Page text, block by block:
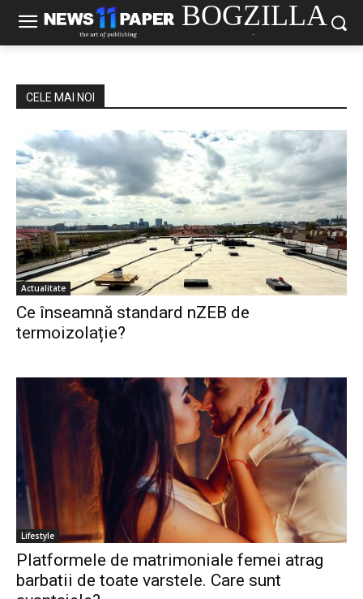
BOGZILLA
-
CELE MAI NOI
Actualitate
Ce înseamnă standard nZEB de
termoizolație?
Lifestyle
Platformele de matrimoniale femei atrag
barbatii de toate varstele. Care sunt